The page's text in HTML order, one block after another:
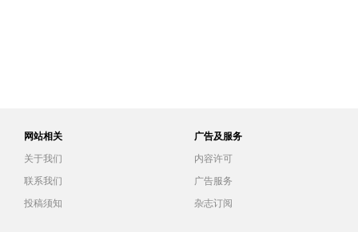
网站相关
关于我们
联系我们
投稿须知
广告及服务
内容许可
广告服务
杂志订阅